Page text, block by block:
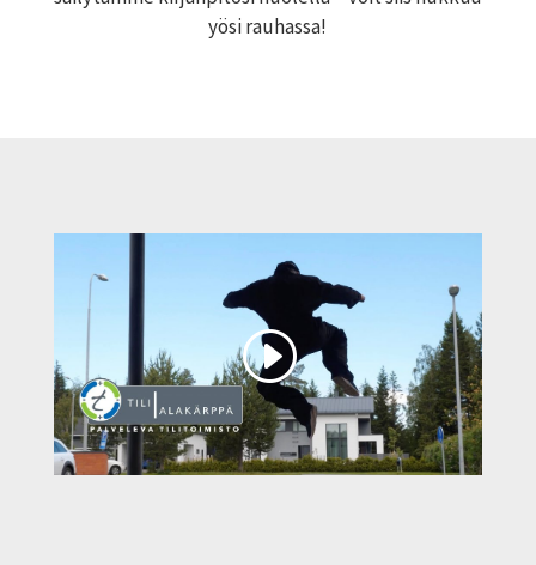
yösi rauhassa!